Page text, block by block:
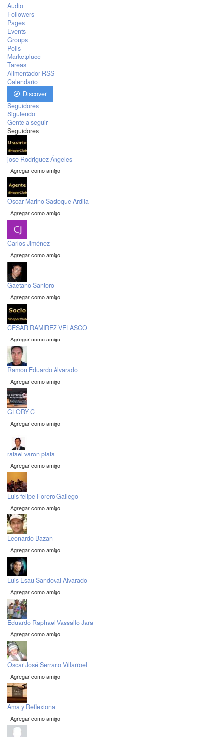
Audio
Followers
Pages
Events
Groups
Polls
Marketplace
Tareas
Alimentador RSS
Calendario
Discover
Seguidores
Siguiendo
Gente a seguir
Seguidores
jose Rodriguez Ángeles
Agregar como amigo
Oscar Marino Sastoque Ardila
Agregar como amigo
Carlos Jiménez
Agregar como amigo
Gaetano Santoro
Agregar como amigo
CESAR RAMIREZ VELASCO
Agregar como amigo
Ramon Eduardo Alvarado
Agregar como amigo
GLORY C
Agregar como amigo
rafael varon plata
Agregar como amigo
Luis felipe Forero Gallego
Agregar como amigo
Leonardo Bazan
Agregar como amigo
Luis Esau Sandoval Alvarado
Agregar como amigo
Eduardo Raphael Vassallo Jara
Agregar como amigo
Oscar José Serrano Villarroel
Agregar como amigo
Ama y Reflexiona
Agregar como amigo